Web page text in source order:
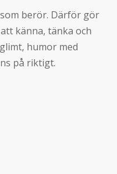
berör. Därför gör
känna, tänka och
humor med
på riktigt.